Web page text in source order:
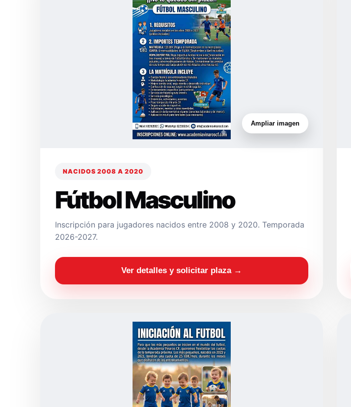
Ampliar imagen
NACIDOS 2008 A 2020
Fútbol Masculino
Inscripción para jugadores nacidos entre 2008 y 2020. Temporada
2026-2027.
Ver detalles y solicitar plaza →